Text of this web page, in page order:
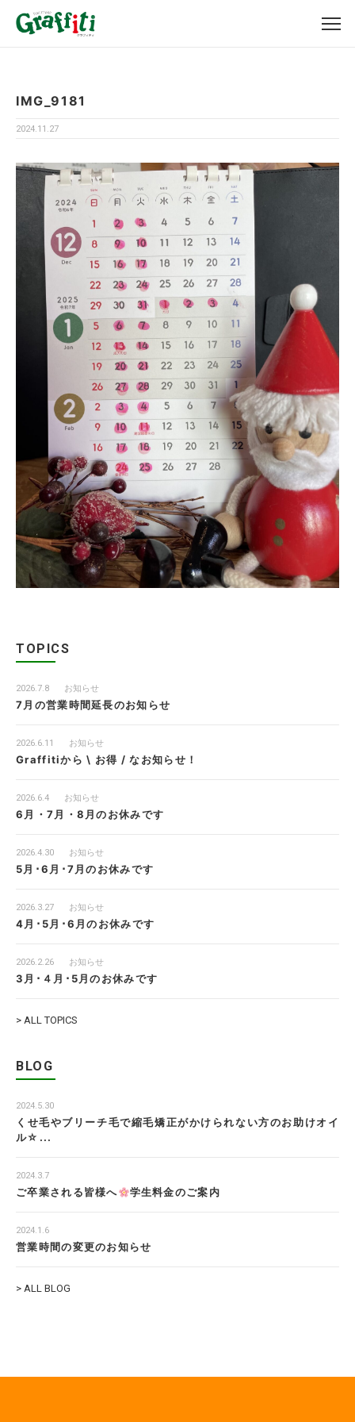
IMG_9181
2024.11.27
TOPICS
2026.7.8 お知らせ
7月の営業時間延長のお知らせ
2026.6.11 お知らせ
Graffitiから \ お得 / なお知らせ！
2026.6.4 お知らせ
6月・7月・8月のお休みです
2026.4.30 お知らせ
5月･6月･7月のお休みです
2026.3.27 お知らせ
4月･5月･6月のお休みです
2026.2.26 お知らせ
3月･４月･5月のお休みです
> ALL TOPICS
BLOG
2024.5.30
くせ毛やブリーチ毛で縮毛矯正がかけられない方のお助けオイ
ル☆...
2024.3.7
ご卒業される皆様へ 学生料金のご案内
2024.1.6
営業時間の変更のお知らせ
> ALL BLOG